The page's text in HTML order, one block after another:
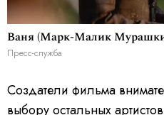
Ваня (Марк-Малик
Пресс-служба
Создатели фильма
выбору остальных